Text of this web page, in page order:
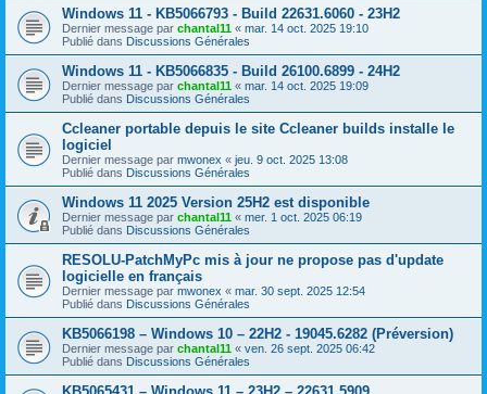
Windows 11 - KB5066793 - Build 22631.6060 - 23H2
Dernier message par chantal11 « mar. 14 oct. 2025 19:10
Publié dans Discussions Générales
Windows 11 - KB5066835 - Build 26100.6899 - 24H2
Dernier message par chantal11 « mar. 14 oct. 2025 19:09
Publié dans Discussions Générales
Ccleaner portable depuis le site Ccleaner builds installe le
logiciel
Dernier message par mwonex « jeu. 9 oct. 2025 13:08
Publié dans Discussions Générales
Windows 11 2025 Version 25H2 est disponible
Dernier message par chantal11 « mer. 1 oct. 2025 06:19
Publié dans Discussions Générales
RESOLU-PatchMyPc mis à jour ne propose pas d'update
logicielle en français
Dernier message par mwonex « mar. 30 sept. 2025 12:54
Publié dans Discussions Générales
KB5066198 – Windows 10 – 22H2 - 19045.6282 (Préversion)
Dernier message par chantal11 « ven. 26 sept. 2025 06:42
Publié dans Discussions Générales
KB5065431 – Windows 11 – 23H2 – 22631.5909